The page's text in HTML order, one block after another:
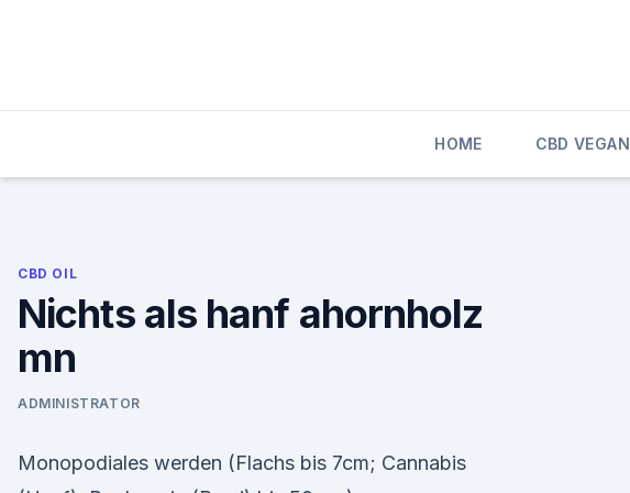
HOME CBD VEGAN
CBD OIL
Nichts als hanf ahornholz
mn
ADMINISTRATOR
Monopodiales werden (Flachs bis 7cm; Cannabis